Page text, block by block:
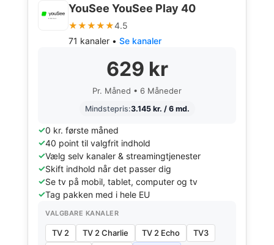
YouSee YouSee Play 40
★★★★★4.5
71 kanaler • Se kanaler
629 kr
Pr. Måned • 6 Måneder
Mindstepris:3.145 kr. / 6 md.
0 kr. første måned
40 point til valgfrit indhold
Vælg selv kanaler & streamingtjenester
Skift indhold når det passer dig
Se tv på mobil, tablet, computer og tv
Tag pakken med i hele EU
VALGBARE KANALER
TV 2 TV 2 Charlie TV 2 Echo
TV3